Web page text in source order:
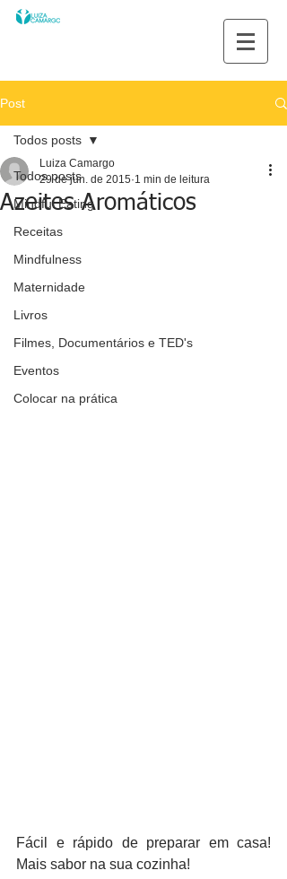
Post
Todos posts
Mindful Eating
Receitas
Mindfulness
Maternidade
Livros
Filmes, Documentários e TED's
Eventos
Colocar na prática
Todos posts
Azeites Aromáticos
Luiza Camargo
29 de jun. de 2015 1 min de leitura
Fácil e rápido de preparar em casa!
Mais sabor na sua cozinha!